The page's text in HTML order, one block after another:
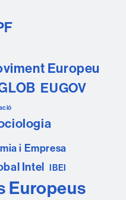
Europeu
EUGOV
i Empresa
Intel IBEI
Europeus